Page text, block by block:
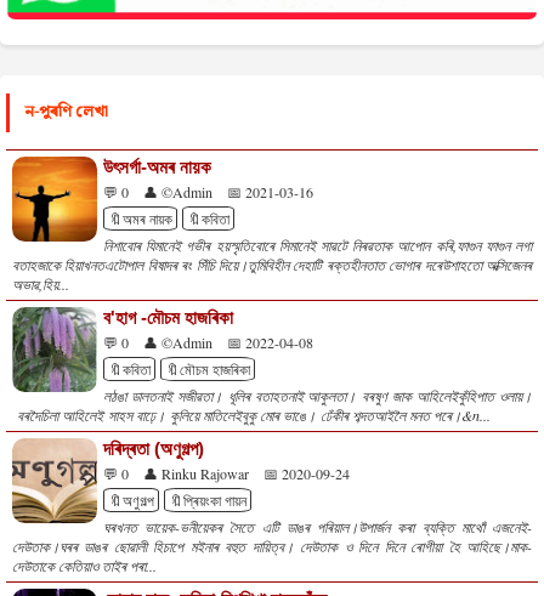
ন-পুৰণি লেখা
উৎসৰ্গা-অমৰ নায়ক
💬 0 👤 ©Admin
📅 2021-03-16
🔖অমৰ নায়ক
🔖কবিতা
নিশাবোৰ যিমানেই গভীৰ হয়স্মৃতিবোৰে সিমানেই সাৱটে নিৰৱতাক আপোন কৰি,ফাগুন ফাগুন লগা
বতাহজাকে হিয়াখনতএটোপাল বিষাদৰ ৰং সিঁচি দিয়ে।তুমিবিহীন দেহাটি ৰক্তহীনতাত ভোগাৰ দৰেউশাহতো অক্সিজেনৰ
অভাৱ,হিয়...
ব'হাগ -মৌচম হাজৰিকা
💬 0 👤 ©Admin
📅 2022-04-08
🔖কবিতা
🔖মৌচম হাজৰিকা
লঠঙা ডালতনাই সজীৱতা। ধূলিৰ বতাহতনাই আকুলতা। বৰষুণ জাক আহিলেইকুঁহিপাত ওলায়।
বৰদৈচিলা আহিলেই সাহস বাঢ়ে। কুলিয়ে মাতিলেইবুকু মোৰ ভাঙে। ঢেঁকীৰ শব্দতআইলৈ মনত পৰে।&n...
দৰিদ্ৰতা (অণুগল্প)
💬 0 👤 Rinku Rajowar
📅 2020-09-24
🔖অণুগল্প
🔖প্ৰিয়ংকা গায়ন
ঘৰখনত ভায়েক-ভনীয়েকৰ সৈতে এটি ডাঙৰ পৰিয়াল।উপাৰ্জন কৰা ব্যক্তি মাথোঁ এজনেই-
দেউতাক।ঘৰৰ ডাঙৰ ছোৱালী হিচাপে মইনাৰ বহুত দায়িত্ব। দেউতাক ও দিনে দিনে ৰোগীয়া হৈ আহিছে।মাক-
দেউতাকে কেতিয়াও তাইৰ পৰা...